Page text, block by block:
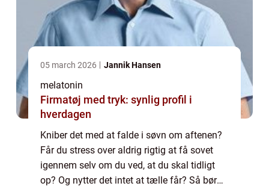
05 march 2026 Jannik Hansen
melatonin
Firmatøj med tryk: synlig profil i
hverdagen
Kniber det med at falde i søvn om aftenen?
Får du stress over aldrig rigtig at få sovet
igennem selv om du ved, at du skal tidligt
op? Og nytter det intet at tælle får? Så bør